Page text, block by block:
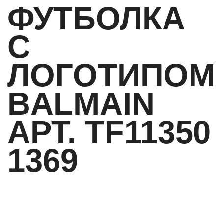
ФУТБОЛКА
С
ЛОГОТИПОМ
BALMAIN
АРТ. TF11350
1369